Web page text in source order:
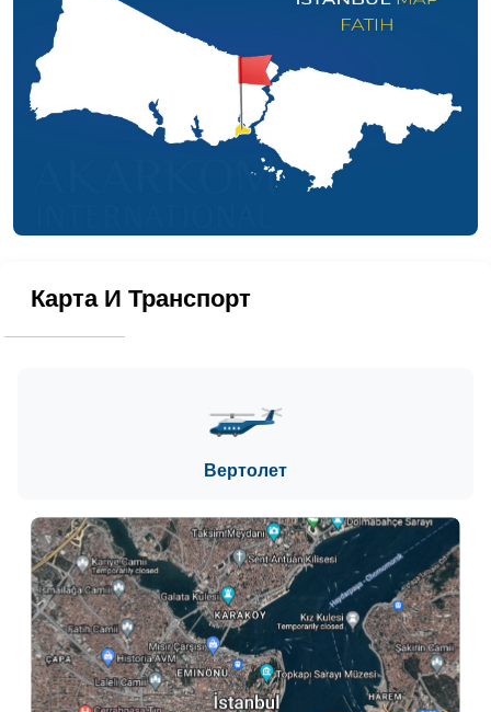
Карта И Транспорт
Вертолет